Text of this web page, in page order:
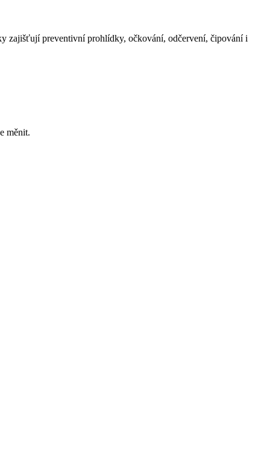
zajišťují preventivní prohlídky, očkování, odčervení, čipování i
měnit.